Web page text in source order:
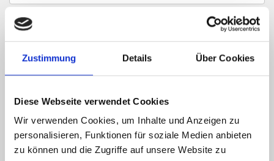
Zustimmung Details Über Cookies
Diese Webseite verwendet Cookies
Wir verwenden Cookies, um Inhalte und Anzeigen zu
personalisieren, Funktionen für soziale Medien anbieten
zu können und die Zugriffe auf unsere Website zu